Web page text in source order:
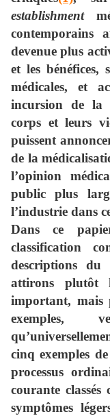
establishment
contemporains
devenue plus
et les bénéfices,
médicales, et
incursion de la
corps et leurs
puissent
de la
l’opinion
public plus
l’industrie dans
Dans ce
classification
descriptions du
attirons plutôt
important, mais
exemples,
cinq exemples
processus
courante classés
symptômes